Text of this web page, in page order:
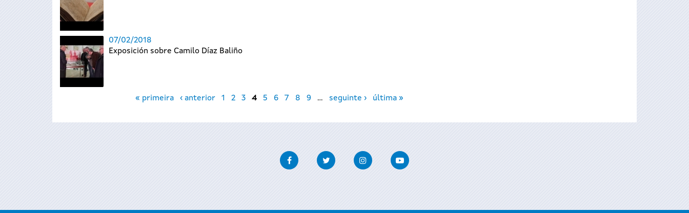
07/02/2018
Exposición sobre Camilo Díaz Baliño
« primeira ‹ anterior 1 2 3 4 5 6 7 8 9 … seguinte › última »
FacebookTwitter InstagramYoutube